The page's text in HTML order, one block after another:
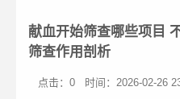
献血开始筛查哪些项目
筛查作用剖析
点击：0 时间：2026-02-26